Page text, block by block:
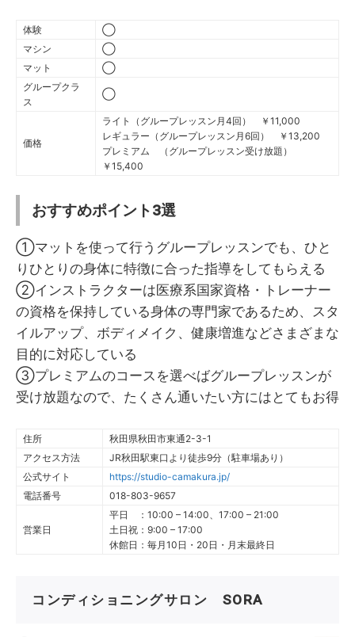
体験
◯
マシン
◯
マット
◯
グループクラ
ス
◯
価格
ライト（グループレッスン月4回） ￥11,000
レギュラー（グループレッスン月6回） ￥13,200
プレミアム （グループレッスン受け放題）
￥15,400
おすすめポイント3選
①マットを使って行うグループレッスンでも、ひと
りひとりの身体に特徴に合った指導をしてもらえる
②インストラクターは医療系国家資格・トレーナー
の資格を保持している身体の専門家であるため、スタ
イルアップ、ボディメイク、健康増進などさまざまな
目的に対応している
③プレミアムのコースを選べばグループレッスンが
受け放題なので、たくさん通いたい方にはとてもお得
住所
秋田県秋田市東通2-3-1
アクセス方法
JR秋田駅東口より徒歩9分（駐車場あり）
公式サイト
https://studio-camakura.jp/
電話番号
018-803-9657
営業日
平日 ：10:00 – 14:00、17:00 – 21:00
土日祝：9:00 – 17:00
休館日：毎月10日・20日・月末最終日
コンディショニングサロン SORA